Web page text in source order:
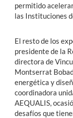
permitido
las Instituciones
El resto de los
presidente de la
directora de
Montserrat
energética y
coordinadora
AEQUALIS,
desafíos que